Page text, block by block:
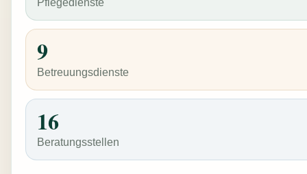
Pflegedienste
9
Betreuungsdienste
16
Beratungsstellen